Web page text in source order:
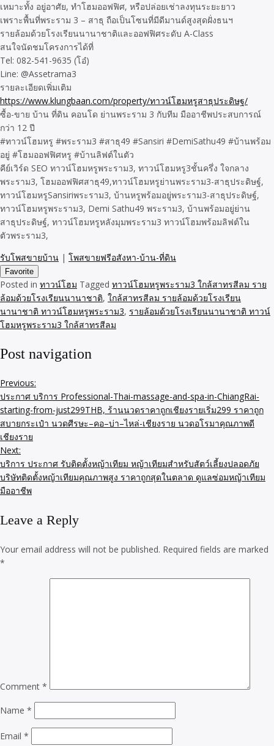
เหมาะทั้ง อยู่อาศัย, ทำโฮมออฟฟิศ, หรือปล่อยเช่าลงทุนระยะยาว
เพราะพื้นที่พระราม 3 – สาธุ ถือเป็นโซนที่มีดีมานด์สูงสุดฝั่งธนฯ
รายล้อมด้วยโรงเรียนนานาชาติและออฟฟิศระดับ A-Class
สนใจนัดชมโครงการได้ที่
Tel: 082-541-9635 (โอ๋)
Line: @Assetrama3
รายละเอียดเพิ่มเติม
https://www.klungbaan.com/property/ทาวน์โฮมหรูสาธุประดิษฐ/
ซื้อ-ขาย บ้าน ที่ดิน คอนโด ย่านพระราม 3 กับทีม มืออาชีพประสบการณ์
กว่า 12 ปี
#ทาวน์โฮมหรู #พระราม3 #สาธุ49 #Sansiri #DemiSathu49 #บ้านพร้อม
อยู่ #โฮมออฟฟิศหรู #บ้านลิฟต์ในตัว
คีย์เวิร์ด SEO ทาวน์โฮมหรูพระราม3, ทาวน์โฮมหรู3ชั้นครึ่ง ใจกลาง
พระราม3, โฮมออฟฟิศสาธุ49,ทาวน์โฮมหรูย่านพระราม3-สาธุประดิษฐ์,
ทาวน์โฮมหรูSansiriพระราม3, บ้านหรูพร้อมอยู่พระราม3-สาธุประดิษฐ์,
ทาวน์โฮมหรูพระราม3, Demi Sathu49 พระราม3, บ้านพร้อมอยู่ย่าน
สาธุประดิษฐ์, ทาวน์โฮมหรูหลังมุมพระราม3 ทาวน์โฮมพร้อมลิฟต์ใน
ตัวพระราม3,
รับโพสขายบ้าน | โพสขายฟรีอสังหา-บ้าน-ที่ดิน
Favorite
Posted in ทาวน์โฮม Tagged ทาวน์โฮมหรูพระราม3 ใกล้สาทรสีลม ราย
ล้อมด้วยโรงเรียนนานาชาติ, ใกล้สาทรสีลม รายล้อมด้วยโรงเรียน
นานาชาติ ทาวน์โฮมหรูพระราม3, รายล้อมด้วยโรงเรียนนานาชาติ ทาวน์
โฮมหรูพระราม3 ใกล้สาทรสีลม
Post navigation
Previous:
ประกาศ บริการ Professional-Thai-massage-and-spa-in-ChiangRai-
starting-from-just299THB, ร้านนวดราคาถูกเชียงรายเริ่ม299 ราคาถูก
สบายกระเป๋า นวดศีรษะ–คอ–บ่า–ไหล่-เชียงราย นวดอโรมาคุณภาพดี
เชียงราย
Next:
บริการ ประกาศ รับติดตั้งหญ้าเทียม หญ้าเทียมสำหรับสัตว์เลี้ยงปลอดภัย
บริษัทติดตั้งหญ้าเทียมคุณภาพสูง ราคาถูกสุดในตลาด ดูแลซ่อมหญ้าเทียม
มืออาชีพ
Leave a Reply
Your email address will not be published. Required fields are marked
*
Comment *
Name *
Email *